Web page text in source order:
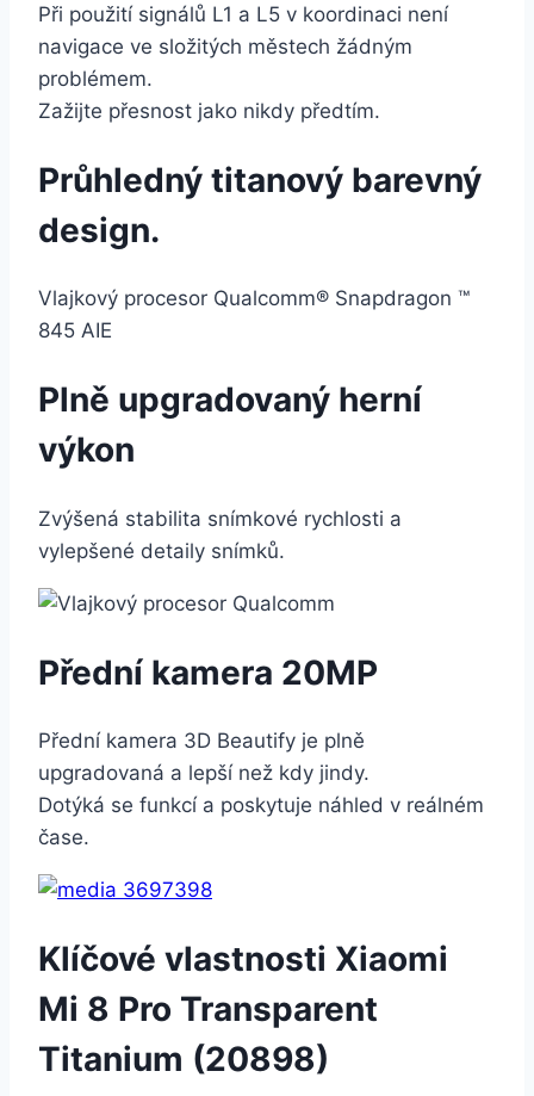
Při použití signálů L1 a L5 v koordinaci není
navigace ve složitých městech žádným
problémem.
Zažijte přesnost jako nikdy předtím.
Průhledný titanový barevný
design.
Vlajkový procesor Qualcomm® Snapdragon ™
845 AIE
Plně upgradovaný herní
výkon
Zvýšená stabilita snímkové rychlosti a
vylepšené detaily snímků.
Přední kamera 20MP
Přední kamera 3D Beautify je plně
upgradovaná a lepší než kdy jindy.
Dotýká se funkcí a poskytuje náhled v reálném
čase.
Klíčové vlastnosti Xiaomi
Mi 8 Pro Transparent
Titanium (20898)